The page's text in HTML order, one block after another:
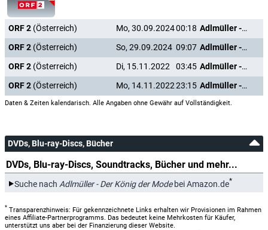
ORF 2 (Österreich) Mo, 30.09.202400:18
Adlmüller - Der König der Mode
ORF 2 (Österreich) So, 29.09.2024 09:07
Adlmüller - Der König der Mode
ORF 2 (Österreich) Di, 15.11.2022 03:45
Adlmüller - Der König der Mode
ORF 2 (Österreich) Mo, 14.11.202223:15 Adlmüller - Der König der Mode
Daten & Zeiten kalendarisch. Alle Angaben ohne Gewähr auf Vollständigkeit.
DVDs, Blu-ray-Discs, Bücher
DVDs, Blu-ray-Discs, Soundtracks, Bücher und mehr...
Suche nach Adlmüller - Der König der Modebei Amazon.de*
* Transparenzhinweis: Für gekennzeichnete Links erhalten wir Provisionen im Rahmen
eines Affiliate-Partnerprogramms. Das bedeutet keine Mehrkosten für Käufer,
unterstützt uns aber bei der Finanzierung dieser Website.